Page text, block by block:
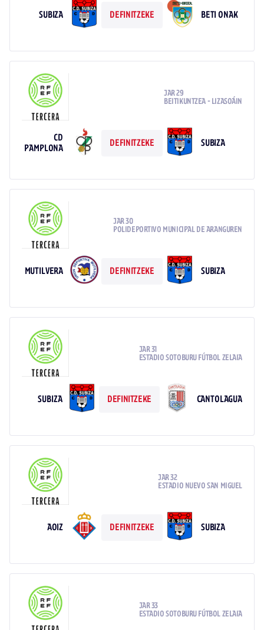
SUBIZA DEFINITZEKE BETI ONAK
JAR 29
BEITIKUNTZEA - LIZASOÁIN
CD
PAMPLONA
DEFINITZEKE SUBIZA
JAR 30
POLIDEPORTIVO MUNICIPAL DE ARANGUREN
MUTILVERA DEFINITZEKE SUBIZA
JAR 31
ESTADIO SOTOBURU FÚTBOL ZELAIA
SUBIZA DEFINITZEKE CANTOLAGUA
JAR 32
ESTADIO NUEVO SAN MIGUEL
AOIZ DEFINITZEKE SUBIZA
JAR 33
ESTADIO SOTOBURU FÚTBOL ZELAIA